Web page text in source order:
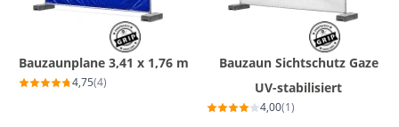
Bauzaunplane 3,41 x 1,76 m
4,75(4)
Bauzaun Sichtschutz Gaze
UV-stabilisiert
4,00(1)